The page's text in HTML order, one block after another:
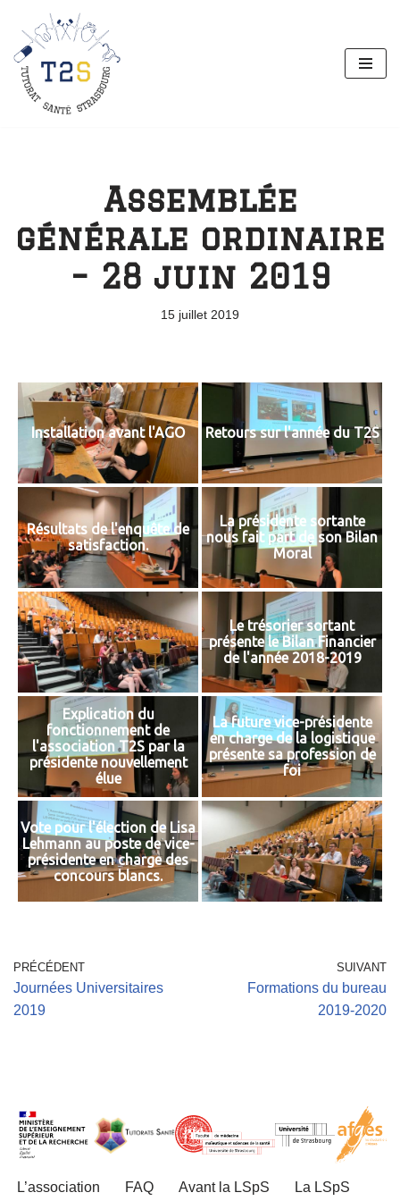
Aller
au
contenu
Assemblée
générale ordinaire
– 28 juin 2019
15 juillet 2019
Installation avant l'AGO Retours sur l'année du T2S
Résultats de l'enquête de
satisfaction.
La présidente sortante
nous fait part de son Bilan
Moral
Le trésorier sortant
présente le Bilan Financier
de l'année 2018-2019
Explication du
fonctionnement de
l'association T2S par la
présidente nouvellement
élue
La future vice-présidente
en charge de la logistique
présente sa profession de
foi
Vote pour l'élection de Lisa
Lehmann au poste de vice-
présidente en charge des
concours blancs.
PRÉCÉDENT
Journées Universitaires
2019
SUIVANT
Formations du bureau
2019-2020
L’association FAQ Avant la LSpS La LSpS